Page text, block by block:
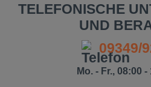
TELEFONISCHE
UND
09349/
Mo. - Fr., 08:00